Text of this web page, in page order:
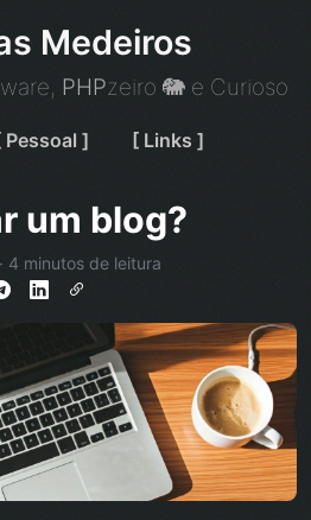
Medeiros
PHPzeiro 🐘 e Curioso
Pessoal ] [ Links ]
um blog?
4 minutos de leitura